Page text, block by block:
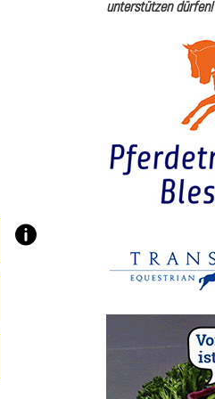
unterstützen dürfen!